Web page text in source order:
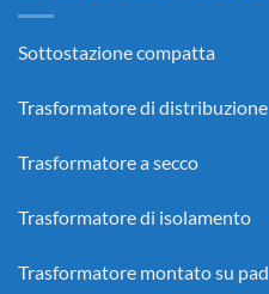
Sottostazione compatta
Trasformatore di distribuzione
Trasformatore a secco
Trasformatore di isolamento
Trasformatore montato su pad